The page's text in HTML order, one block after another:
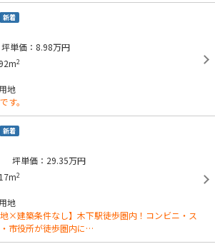
新着
坪単価：8.98万円
2
地
す。
新着
坪単価：29.35万円
2
地
×建築条件なし】木下駅徒歩圏内！コンビニ・ス
市役所が徒歩圏内に…